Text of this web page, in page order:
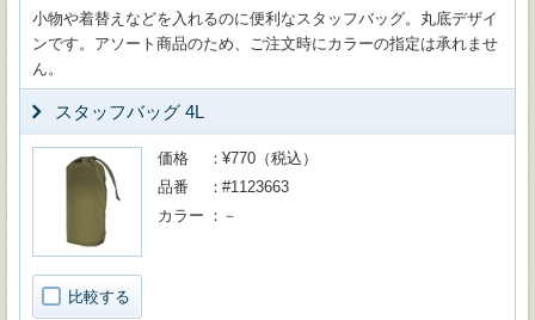
小物や着替えなどを入れるのに便利なスタッフバッグ。丸底デザイ
ンです。アソート商品のため、ご注文時にカラーの指定は承れませ
ん。
スタッフバッグ 4L
比較する
価格
¥770（税込）
品番
#1123663
カラー
－